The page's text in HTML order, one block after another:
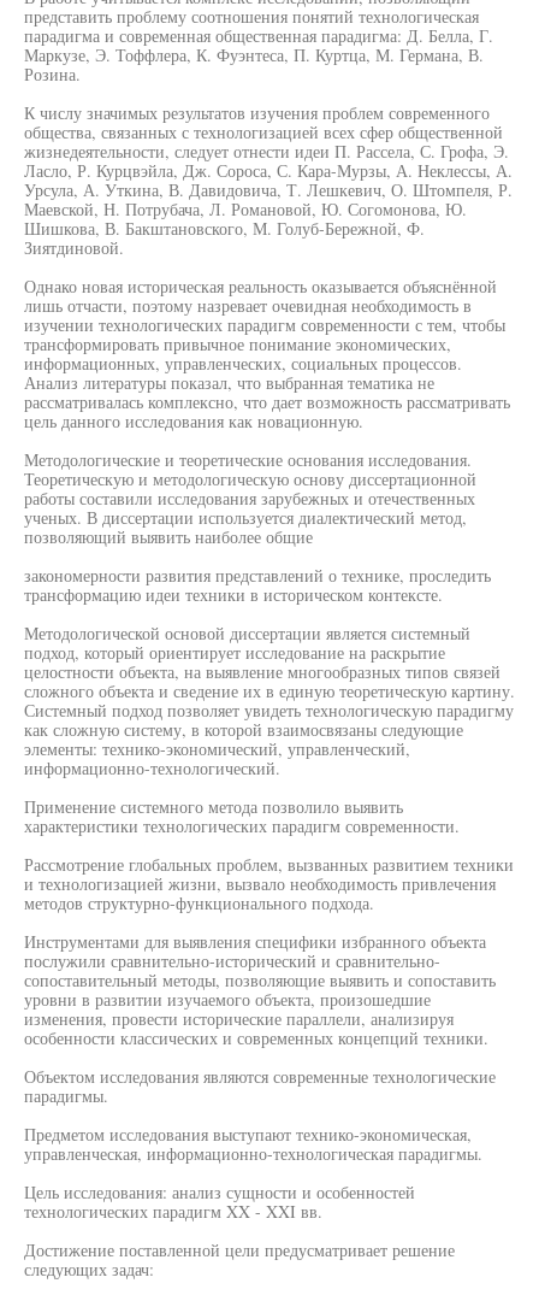
представить проблему соотношения понятий технологическая
парадигма и современная общественная парадигма: Д. Белла, Г.
Маркузе, Э. Тоффлера, К. Фуэнтеса, П. Куртца, М. Германа, В.
Розина.
К числу значимых результатов изучения проблем современного
общества, связанных с технологизацией всех сфер общественной
жизнедеятельности, следует отнести идеи П. Рассела, С. Грофа, Э.
Ласло, Р. Курцвэйла, Дж. Сороса, С. Кара-Мурзы, А. Неклессы, А.
Урсула, А. Уткина, В. Давидовича, Т. Лешкевич, О. Штомпеля, Р.
Маевской, Н. Потрубача, Л. Романовой, Ю. Согомонова, Ю.
Шишкова, В. Бакштановского, М. Голуб-Бережной, Ф.
Зиятдиновой.
Однако новая историческая реальность оказывается объяснённой
лишь отчасти, поэтому назревает очевидная необходимость в
изучении технологических парадигм современности с тем, чтобы
трансформировать привычное понимание экономических,
информационных, управленческих, социальных процессов.
Анализ литературы показал, что выбранная тематика не
рассматривалась комплексно, что дает возможность рассматривать
цель данного исследования как новационную.
Методологические и теоретические основания исследования.
Теоретическую и методологическую основу диссертационной
работы составили исследования зарубежных и отечественных
ученых. В диссертации используется диалектический метод,
позволяющий выявить наиболее общие
закономерности развития представлений о технике, проследить
трансформацию идеи техники в историческом контексте.
Методологической основой диссертации является системный
подход, который ориентирует исследование на раскрытие
целостности объекта, на выявление многообразных типов связей
сложного объекта и сведение их в единую теоретическую картину.
Системный подход позволяет увидеть технологическую парадигму
как сложную систему, в которой взаимосвязаны следующие
элементы: технико-экономический, управленческий,
информационно-технологический.
Применение системного метода позволило выявить
характеристики технологических парадигм современности.
Рассмотрение глобальных проблем, вызванных развитием техники
и технологизацией жизни, вызвало необходимость привлечения
методов структурно-функционального подхода.
Инструментами для выявления специфики избранного объекта
послужили сравнительно-исторический и сравнительно-
сопоставительный методы, позволяющие выявить и сопоставить
уровни в развитии изучаемого объекта, произошедшие
изменения, провести исторические параллели, анализируя
особенности классических и современных концепций техники.
Объектом исследования являются современные технологические
парадигмы.
Предметом исследования выступают технико-экономическая,
управленческая, информационно-технологическая парадигмы.
Цель исследования: анализ сущности и особенностей
технологических парадигм XX - XXI вв.
Достижение поставленной цели предусматривает решение
следующих задач: